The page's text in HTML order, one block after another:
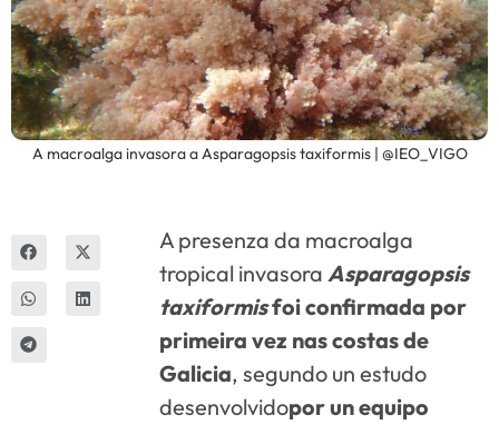
A macroalga invasora a Asparagopsis taxiformis | @IEO_VIGO
A presenza da macroalga
tropical invasoraAsparagopsis
taxiformisfoi confirmada por
primeira vez nas costas de
Galicia, segundo un estudo
desenvolvidopor un equipo